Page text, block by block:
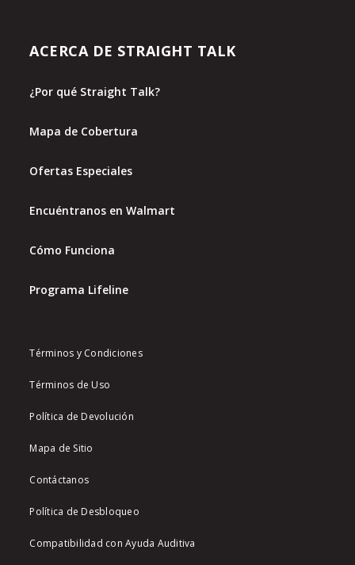
ACERCA DE STRAIGHT TALK
¿Por qué Straight Talk?
Mapa de Cobertura
Ofertas Especiales
Encuéntranos en Walmart
Cómo Funciona
Programa Lifeline
Términos y Condiciones
Términos de Uso
Política de Devolución
Mapa de Sitio
Contáctanos
Política de Desbloqueo
Compatibilidad con Ayuda Auditiva